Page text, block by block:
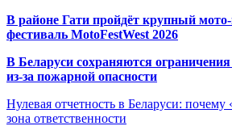
В районе Гати пройдёт крупный
фестиваль MotoFestWest 2026
В Беларуси сохраняются
из-за пожарной опасности
Нулевая отчетность в Беларуси:
зона ответственности